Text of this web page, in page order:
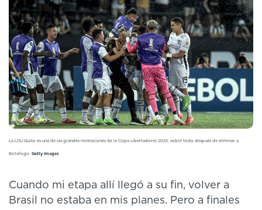
La LDU Quito es una de las grandes revelaciones de la Copa Libertadores 2025, sobre todo después de eliminar a
Botafogo. Getty Images
Cuando mi etapa allí llegó a su fin, volver a
Brasil no estaba en mis planes. Pero a finales